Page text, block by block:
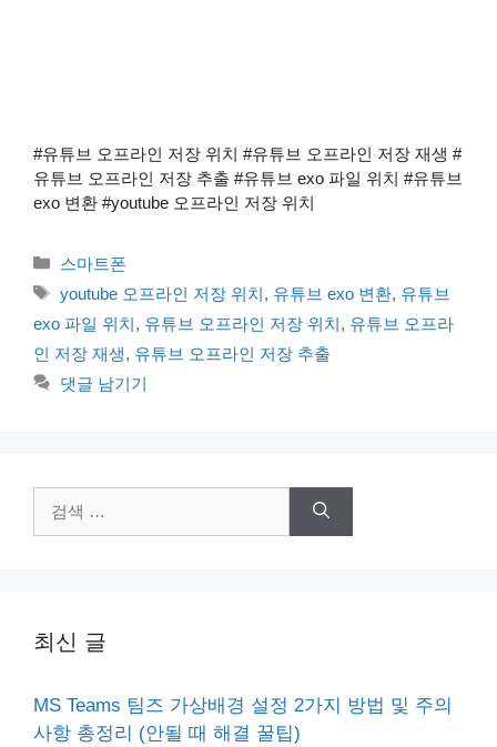
#유튜브 오프라인 저장 위치 #유튜브 오프라인 저장 재생 #
유튜브 오프라인 저장 추출 #유튜브 exo 파일 위치 #유튜브
exo 변환 #youtube 오프라인 저장 위치
카
고
리
스마트폰
태
youtube 오프라인 저장 위치, 유튜브 exo 변환, 유튜브
exo 파일 위치, 유튜브 오프라인 저장 위치, 유튜브 오프라
인 저장 재생, 유튜브 오프라인 저장 추출
댓글 남기기
색:
최신 글
MS Teams 팀즈 가상배경 설정 2가지 방법 및 주의
사항 총정리 (안될 때 해결 꿀팁)